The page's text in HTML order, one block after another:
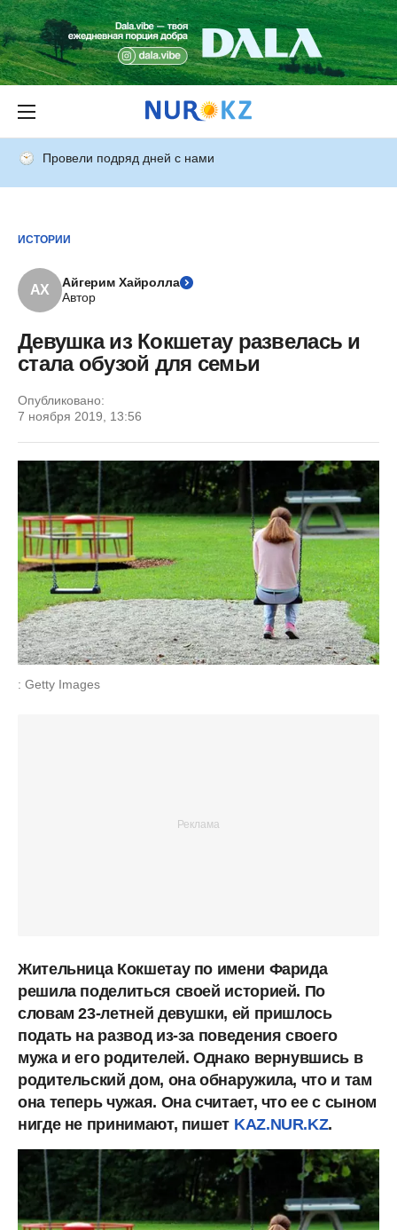
Провели подряд дней с нами
ИСТОРИИ
АХ
Айгерим Хайролла
Автор
Девушка из Кокшетау развелась и
стала обузой для семьи
Опубликовано:
7 ноября 2019, 13:56
: Getty Images
Жительница Кокшетау по имени Фарида
решила поделиться своей историей. По
словам 23-летней девушки, ей пришлось
подать на развод из-за поведения своего
мужа и его родителей. Однако вернувшись в
родительский дом, она обнаружила, что и там
она теперь чужая. Она считает, что ее с сыном
нигде не принимают, пишет KAZ.NUR.KZ.